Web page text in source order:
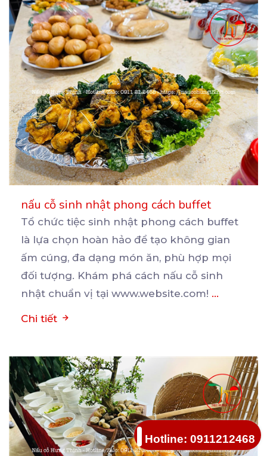
nấu cỗ sinh nhật phong cách buffet
Tổ chức tiệc sinh nhật phong cách buffet
là lựa chọn hoàn hảo để tạo không gian
ấm cúng, đa dạng món ăn, phù hợp mọi
đối tượng. Khám phá cách nấu cỗ sinh
nhật chuẩn vị tại www.website.com! ...
Chi tiết
Hotline: 0911212468